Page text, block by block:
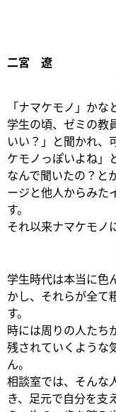
二宮 遼
「ナマケモノ」かな
学生の頃、ゼミの教
いい？」と聞かれ、
ケモノっぽいよね」
なんで聞いたの？と
ージと他人からみた
す。
それ以来ナマケモノ
学生時代は本当に色
かし、それらが全て
す。
時には周りの人たち
残されていくような
ん。
相談室では、そんな
き、足元で自分を支